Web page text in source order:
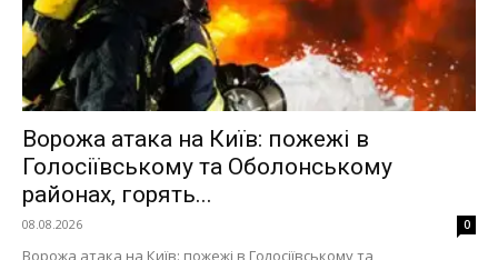
Ворожа атака на Київ: пожежі в
Голосіївському та Оболонському
районах, горять...
08.08.2026 0
Ворожа атака на Київ: пожежі в Голосіївському та